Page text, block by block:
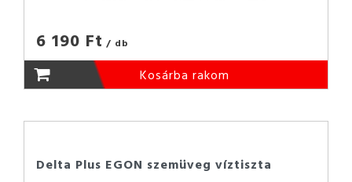
6 190 Ft / db
Kosárba rakom
Delta Plus EGON szemüveg víztiszta